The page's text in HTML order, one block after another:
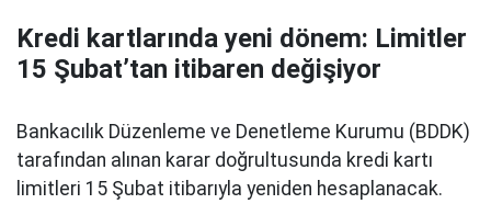
Kredi kartlarında yeni dönem: Limitler
15 Şubat’tan itibaren değişiyor
Bankacılık Düzenleme ve Denetleme Kurumu (BDDK)
tarafından alınan karar doğrultusunda kredi kartı
limitleri 15 Şubat itibarıyla yeniden hesaplanacak.